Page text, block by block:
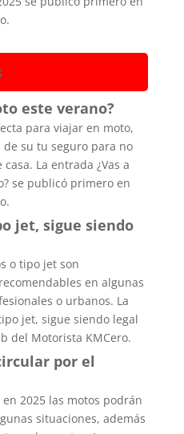
este verano?
para viajar en moto,
su tu seguro para no
La entrada ¿Vas a
se publicó primero en
jet, sigue siendo
o tipo jet son
en algunas
o urbanos. La
jet, sigue siendo legal
del Motorista KMCero.
por el
2025 las motos podrán
situaciones, además